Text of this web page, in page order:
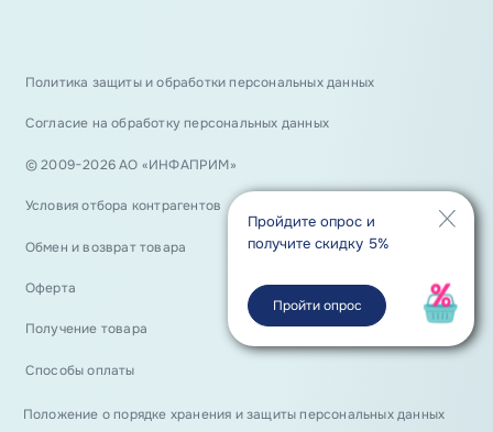
Пройдите опрос и
получите скидку 5%
Пройти опрос
Политика защиты и обработки персональных данных
Согласие на обработку персональных данных
Положение о порядке хранения и защиты персональных данных
© 2009−2026 АО «ИНФАПРИМ»
Условия отбора контрагентов
Обмен и возврат товара
Оферта
Получение товара
Способы оплаты